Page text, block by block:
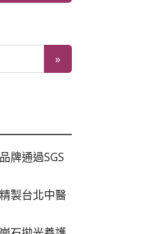
牌通過SGS
製台北中醫